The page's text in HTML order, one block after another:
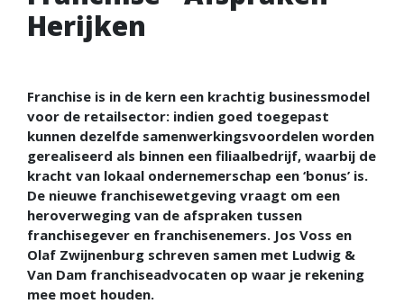
Herijken
Franchise is in de kern een krachtig businessmodel
voor de retailsector: indien goed toegepast
kunnen dezelfde samenwerkingsvoordelen worden
gerealiseerd als binnen een filiaalbedrijf, waarbij de
kracht van lokaal ondernemerschap een ‘bonus’ is.
De nieuwe franchisewetgeving vraagt om een
heroverweging van de afspraken tussen
franchisegever en franchisenemers. Jos Voss en
Olaf Zwijnenburg schreven samen met Ludwig &
Van Dam franchiseadvocaten op waar je rekening
mee moet houden.